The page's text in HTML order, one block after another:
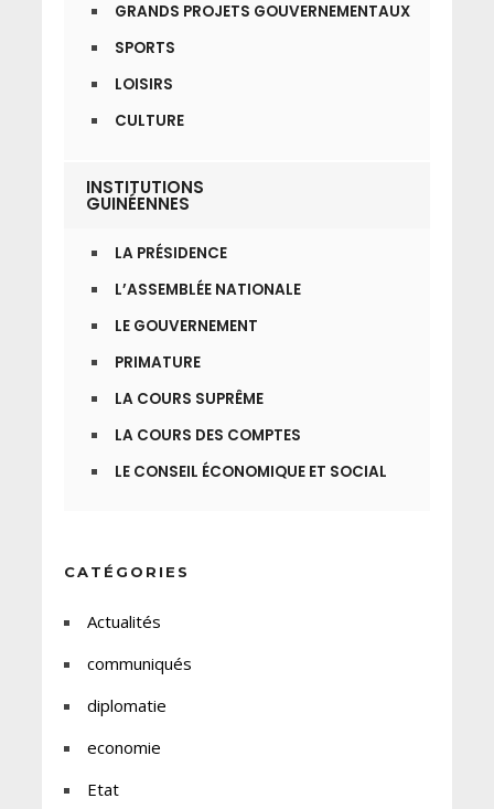
GRANDS PROJETS GOUVERNEMENTAUX
SPORTS
LOISIRS
CULTURE
INSTITUTIONS
GUINÉENNES
LA PRÉSIDENCE
L’ASSEMBLÉE NATIONALE
LE GOUVERNEMENT
PRIMATURE
LA COURS SUPRÊME
LA COURS DES COMPTES
LE CONSEIL ÉCONOMIQUE ET SOCIAL
CATÉGORIES
Actualités
communiqués
diplomatie
economie
Etat